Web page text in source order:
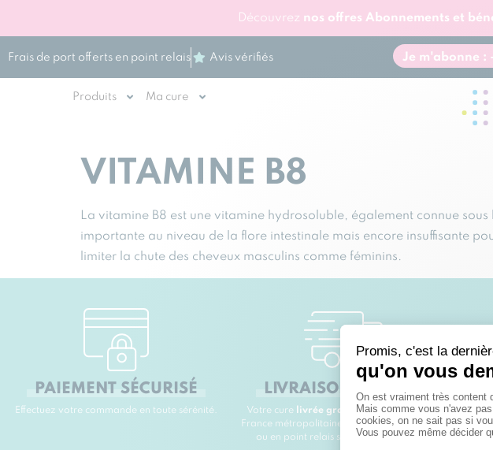
Découvrez nos offres Abonnements et
Frais de port offerts en point relais Avis vérifiés Je m'abonne :
Produits Ma cure
VITAMINE B8
La vitamine B8 est une vitamine hydrosoluble, également connue
importante au niveau de la flore intestinale mais encore insuffisante
limiter la chute des cheveux masculins comme féminins.
PAIEMENT SÉCURISÉ
Effectuez votre commande en toute sérénité.
LIVRAISON GRATUITE
Votre cure livrée gratuitementchez vous en
France métropolitaine à partir de 60 € d’achat
ou en point relais sans minimum d’achat.